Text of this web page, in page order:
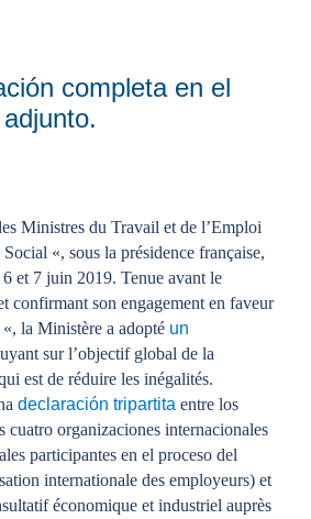
completa en el
Ministres du Travail et de l’Emploi
«, sous la présidence française,
6 et 7 juin 2019. Tenue avant le
confirmant son engagement en faveur
la Ministère a adopté un
sur l’objectif global de la
est de réduire les inégalités.
declaración tripartita entre los
cuatro organizaciones internacionales
participantes en el proceso del
internationale des employeurs) et
économique et industriel auprès